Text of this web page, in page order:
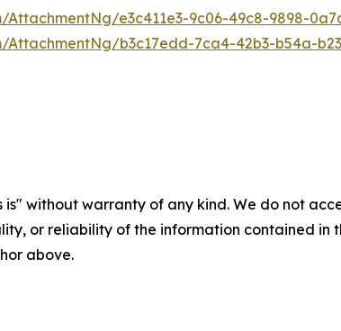
e3c411e3-9c06-49c8-9898-
b3c17edd-7ca4-42b3-b54a-
is" without warranty of any kind. We do not
or reliability of the information contained
above.